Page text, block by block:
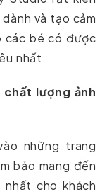
và tạo cảm
các bé có được
nhất.
lượng ảnh
những trang
bảo mang đến
cho khách